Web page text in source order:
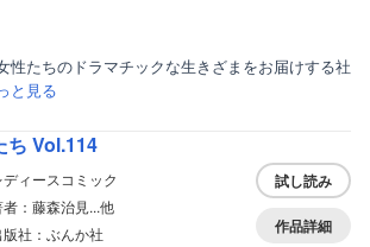
性たちのドラマチックな生きざまをお届けする社
と見る
ち Vol.114
ディースコミック
者：藤森治見...他
版社：ぶんか社
試し読み
作品詳細